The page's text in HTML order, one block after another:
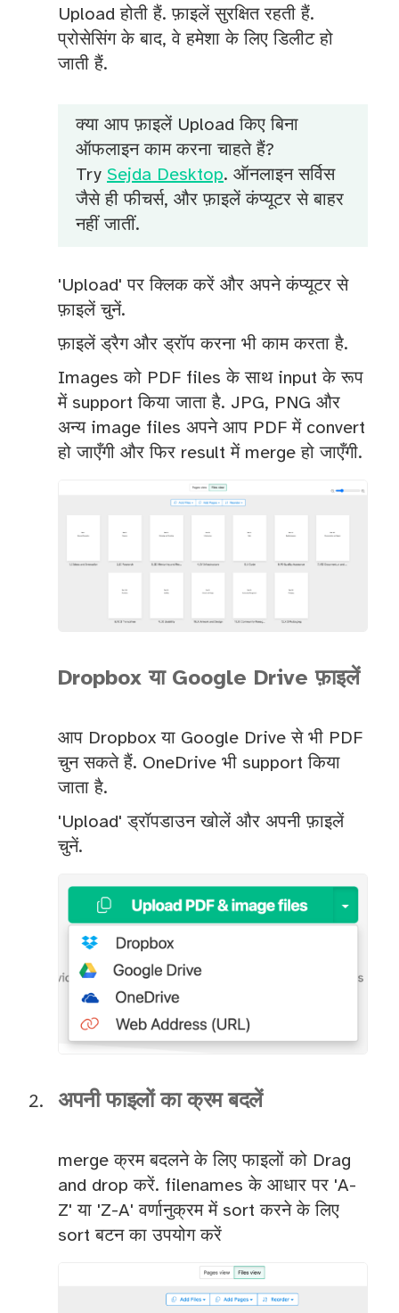
Upload होती हैं. फ़ाइलें सुरक्षित रहती हैं.
प्रोसेसिंग के बाद, वे हमेशा के लिए डिलीट हो
जाती हैं.
क्या आप फ़ाइलें Upload किए बिना
ऑफलाइन काम करना चाहते हैं?
Try Sejda Desktop. ऑनलाइन सर्विस
जैसे ही फीचर्स, और फ़ाइलें कंप्यूटर से बाहर
नहीं जातीं.
'Upload' पर क्लिक करें और अपने कंप्यूटर से
फ़ाइलें चुनें.
फ़ाइलें ड्रैग और ड्रॉप करना भी काम करता है.
Images को PDF files के साथ input के रूप
में support किया जाता है. JPG, PNG और
अन्य image files अपने आप PDF में convert
हो जाएँगी और फिर result में merge हो जाएँगी.
Dropbox या Google Drive फ़ाइलें
आप Dropbox या Google Drive से भी PDF
चुन सकते हैं. OneDrive भी support किया
जाता है.
'Upload' ड्रॉपडाउन खोलें और अपनी फ़ाइलें
चुनें.
अपनी फाइलों का क्रम बदलें
merge क्रम बदलने के लिए फाइलों को Drag
and drop करें. filenames के आधार पर 'A-
Z' या 'Z-A' वर्णानुक्रम में sort करने के लिए
sort बटन का उपयोग करें